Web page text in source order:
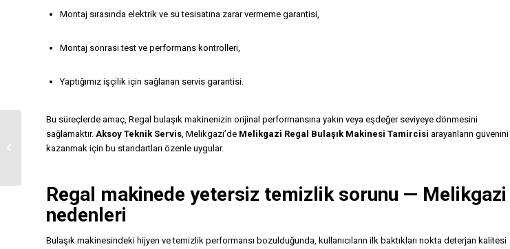
Montaj sırasında elektrik ve su tesisatına zarar vermeme garantisi,
Montaj sonrası test ve performans kontrolleri,
Yaptığımız işçilik için sağlanan servis garantisi.
Bu süreçlerde amaç, Regal bulaşık makinenizin orijinal performansına yakın veya eşdeğer seviyeye dönmesini
sağlamaktır. Aksoy Teknik Servis, Melikgazi’de Melikgazi Regal Bulaşık Makinesi Tamircisi arayanların güvenini
kazanmak için bu standartları özenle uygular.
Regal makinede yetersiz temizlik sorunu — Melikgazi
nedenleri
Bulaşık makinesindeki hijyen ve temizlik performansı bozulduğunda, kullanıcıların ilk baktıkları nokta deterjan kalitesi
Melikgazi Siemens
Bulaşık Makinesi